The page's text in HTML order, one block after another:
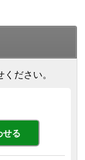
ださい。
せる